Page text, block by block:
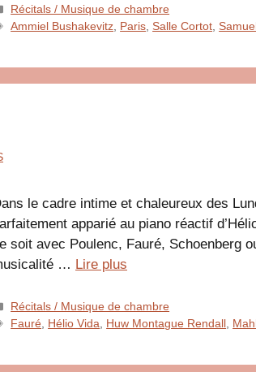
Catégories
Récitals / Musique de chambre
Étiquettes
Ammiel Bushakevitz Paris ,Salle Cortot ,
le cadre intime et chaleureux des
apparié au piano réactif
soit avec Poulenc, Fauré, Schoenberg
… Lire plus
Catégories
Récitals / Musique de chambre
Étiquettes
Fauré Hélio Vida Huw Montague Rendall